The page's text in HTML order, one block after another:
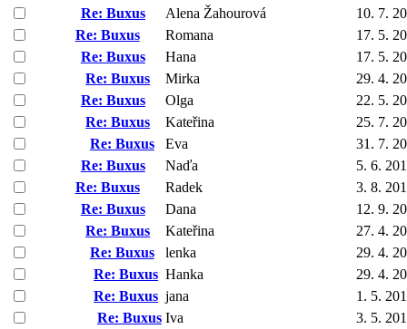
Re: Buxus
Alena Žahourová
10. 7.
Re: Buxus
Romana
17. 5.
Re: Buxus
Hana
17. 5.
Re: Buxus
Mirka
29. 4.
Re: Buxus
Olga
22. 5.
Re: Buxus
Kateřina
25. 7.
Re: Buxus
Eva
31. 7.
Re: Buxus
Naďa
5. 6.
Re: Buxus
Radek
3. 8.
Re: Buxus
Dana
12. 9.
Re: Buxus
Kateřina
27. 4.
Re: Buxus
lenka
29. 4.
Re: Buxus Hanka
29. 4.
Re: Buxus jana
1. 5.
Re: Buxus Iva
3. 5.